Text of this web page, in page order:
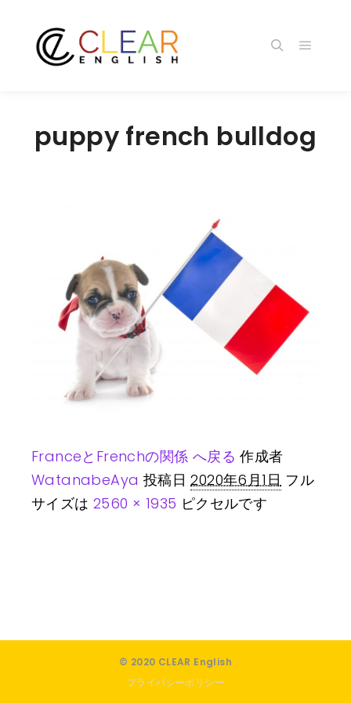
puppy french bulldog
FranceとFrenchの関係 へ戻る 作成者
WatanabeAya 投稿日2020年6月1日 フル
サイズは 2560 × 1935 ピクセルです
© 2020 CLEAR English
プライバシーポリシー